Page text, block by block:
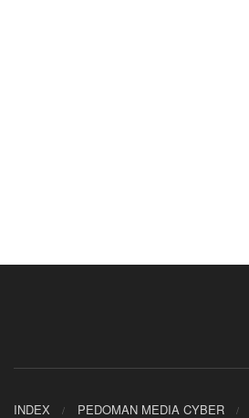
INDEX PEDOMAN MEDIA CYBER